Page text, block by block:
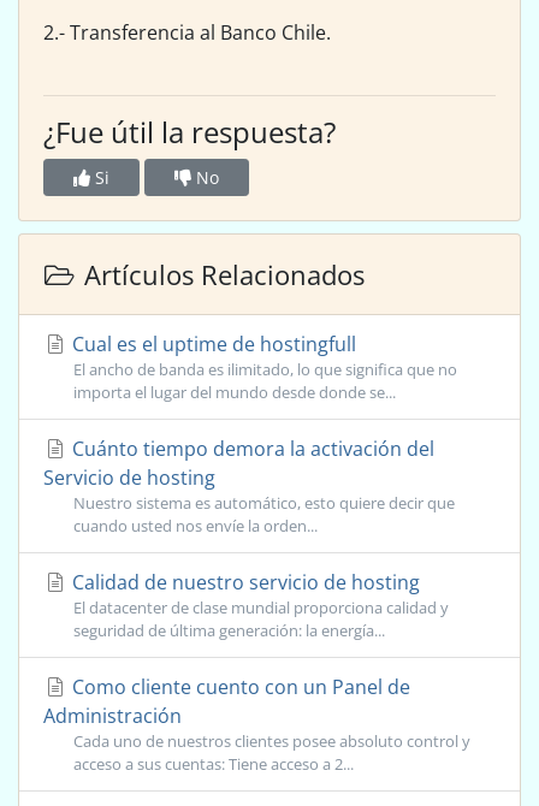
2.- Transferencia al Banco Chile.
¿Fue útil la respuesta?
Si No
Artículos Relacionados
Cual es el uptime de hostingfull
El ancho de banda es ilimitado, lo que significa que no
importa el lugar del mundo desde donde se...
Cuánto tiempo demora la activación del
Servicio de hosting
Nuestro sistema es automático, esto quiere decir que
cuando usted nos envíe la orden...
Calidad de nuestro servicio de hosting
El datacenter de clase mundial proporciona calidad y
seguridad de última generación: la energía...
Como cliente cuento con un Panel de
Administración
Cada uno de nuestros clientes posee absoluto control y
acceso a sus cuentas: Tiene acceso a 2...